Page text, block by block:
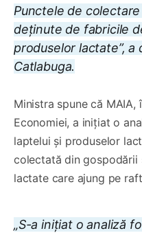
Punctele de
deținute de fabricile
produselor lactate”, a
Catlabuga.
Ministra spune că MAIA,
Economiei, a inițiat o
laptelui și produselor
colectată din gospodării
lactate care ajung pe
„S-a inițiat o analiză